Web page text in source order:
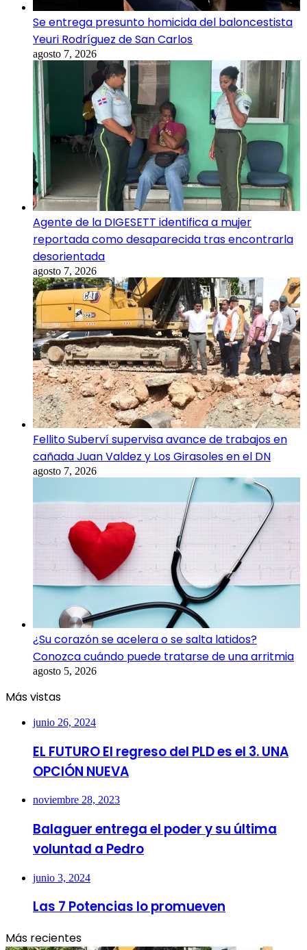
Se entrega presunto homicida del baloncestista
Yeuri Rodríguez de San Carlos
agosto 7, 2026
Agente de la DIGESETT identifica a mujer
reportada como desaparecida tras encontrarla
desorientada
agosto 7, 2026
Fellito Suberví supervisa avance de trabajos en
cañada Juan Valdez y Los Girasoles en el DN
agosto 7, 2026
¿Su corazón se acelera o se salta latidos?
Conozca cuándo puede tratarse de una arritmia
agosto 5, 2026
Más vistas
junio 26, 2024
EL FUTURO El regreso del PLD es el 3. UNA
OPCIÓN NUEVA
noviembre 28, 2023
Balaguer entrega el poder y su última
voluntad a Pedro
junio 3, 2024
Las 7 Potencias lo promueven
Más recientes